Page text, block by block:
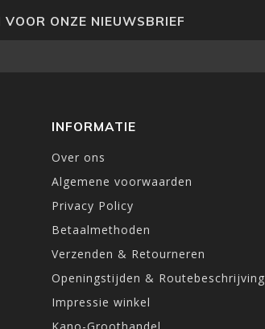
VOOR ONZE NIEUWSBRIEF
INFORMATIE
Over ons
Algemene voorwaarden
Privacy Policy
Betaalmethoden
Verzenden & Retourneren
Openingstijden & Routebeschrijving
Impressie winkel